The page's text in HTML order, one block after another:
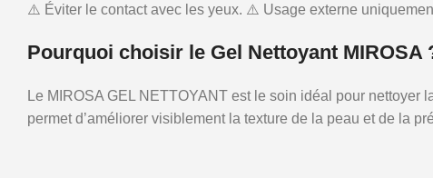
⚠️ Éviter le contact avec les yeux. ⚠️ Usage externe
Pourquoi choisir le Gel Nettoyant MIROSA
Le MIROSA GEL NETTOYANT est le soin idéal pour nettoyer
permet d’améliorer visiblement la texture de la peau et de la